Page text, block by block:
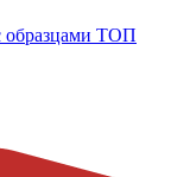
образцами ТОП